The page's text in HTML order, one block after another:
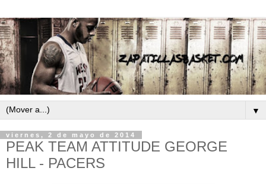
▼
viernes, 2 de mayo de 2014
PEAK TEAM ATTITUDE GEORGE
HILL - PACERS